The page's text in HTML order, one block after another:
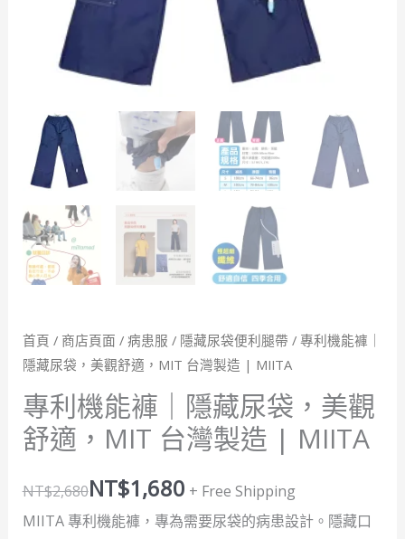
首頁 / 商店頁面 / 病患服 / 隱藏尿袋便利腿帶 / 專利機能褲｜
隱藏尿袋，美觀舒適，MIT 台灣製造 | MIITA
專利機能褲｜隱藏尿袋，美觀
舒適，MIT 台灣製造 | MIITA
NT$2,680NT$1,680 + Free Shipping
MIITA 專利機能褲，專為需要尿袋的病患設計。隱藏口
MIT
灣
造
|
MIITA